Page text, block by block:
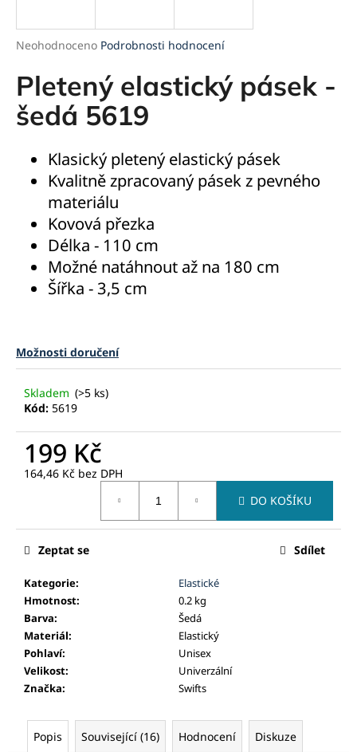
Průměrné
produktu
je
0,0
z
hvězdiček.
Neohodnoceno Podrobnosti hodnocení
Pletený elastický pásek -
šedá 5619
Klasický pletený elastický pásek
Kvalitně zpracovaný pásek z pevného
materiálu
Kovová přezka
Délka - 110 cm
Možné natáhnout až na 180 cm
Šířka - 3,5 cm
Možnosti doručení
Skladem (>5 ks)
Kód: 5619
199 Kč
164,46 Kč bez DPH
DO KOŠÍKU
Kategorie:
Elastické
Hmotnost:
0.2 kg
Barva:
Šedá
Materiál:
Elastický
Pohlaví:
Unisex
Velikost:
Univerzální
Značka: Swifts
Zeptat se Sdílet
Popis Související (16) Hodnocení Diskuze
j
t
?
HLEDAT
č
m